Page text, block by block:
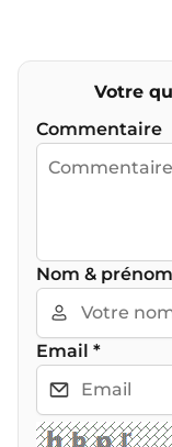
Votre
Commentaire
Nom & prénom
Email *